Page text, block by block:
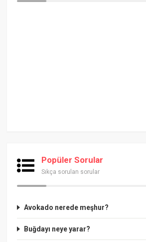
Popüler Sorular
Sıkça sorulan sorular
Avokado nerede meşhur?
Buğdayı neye yarar?